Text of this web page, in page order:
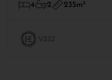
4 2 235m2
V332